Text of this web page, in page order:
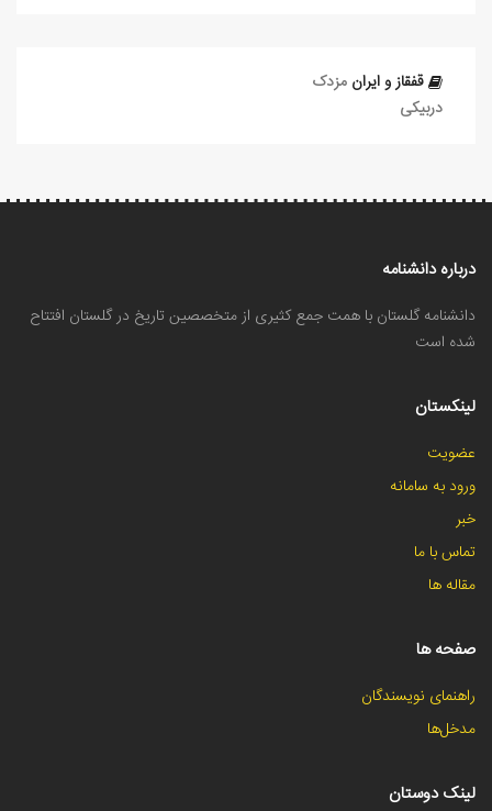
قفقاز و ایران مزدک
دربیکی
درباره دانشنامه
دانشنامه گلستان با همت جمع کثیری از متخصصین تاریخ در گلستان افتتاح
شده است
لینکستان
عضویت
ورود به سامانه
خبر
تماس با ما
مقاله ها
صفحه ها
راهنمای نویسندگان
مدخل‌ها
لینک دوستان